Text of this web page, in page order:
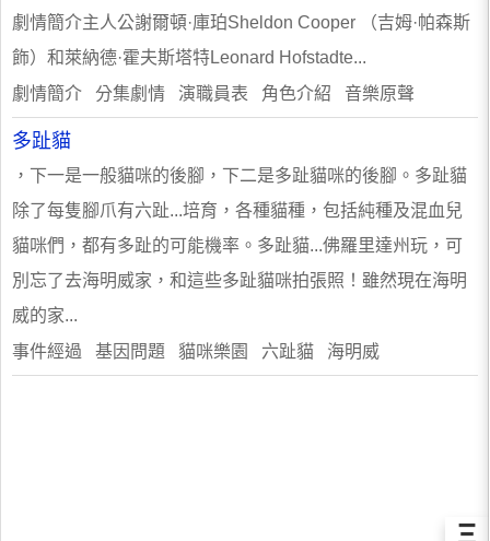
劇情簡介主人公謝爾頓·庫珀Sheldon Cooper （吉姆·帕森斯
飾）和萊納德·霍夫斯塔特Leonard Hofstadte...
劇情簡介 分集劇情 演職員表 角色介紹 音樂原聲
多趾貓
，下一是一般貓咪的後腳，下二是多趾貓咪的後腳。多趾貓
除了每隻腳爪有六趾...培育，各種貓種，包括純種及混血兒
貓咪們，都有多趾的可能機率。多趾貓...佛羅里達州玩，可
別忘了去海明威家，和這些多趾貓咪拍張照！雖然現在海明
威的家...
事件經過 基因問題 貓咪樂園 六趾貓 海明威
Ξ